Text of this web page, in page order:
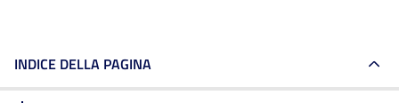
INDICE DELLA PAGINA